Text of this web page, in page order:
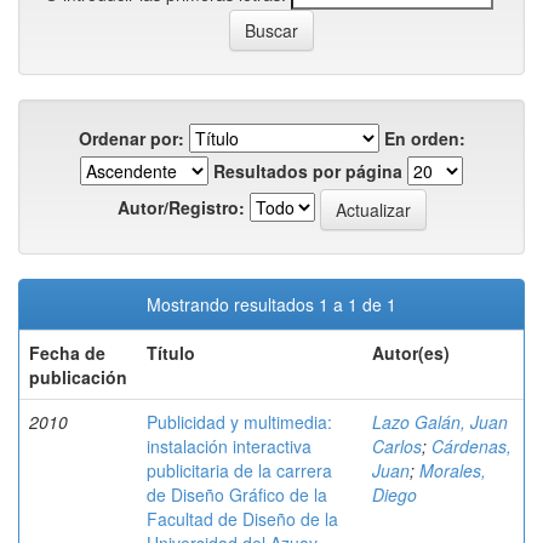
Ordenar por:
En orden:
Resultados por página
Autor/Registro:
Mostrando resultados 1 a 1 de 1
Fecha de
publicación
Título Autor(es)
2010
Publicidad y multimedia:
instalación interactiva
publicitaria de la carrera
de Diseño Gráfico de la
Facultad de Diseño de la
Lazo Galán, Juan
Carlos; Cárdenas,
Juan; Morales,
Diego